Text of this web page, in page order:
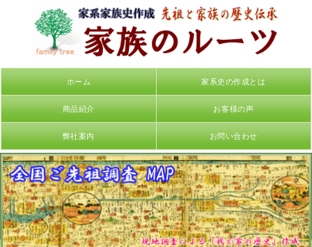
ホーム 家系史の作成とは
商品紹介 お客様の声
弊社案内 お問い合わせ